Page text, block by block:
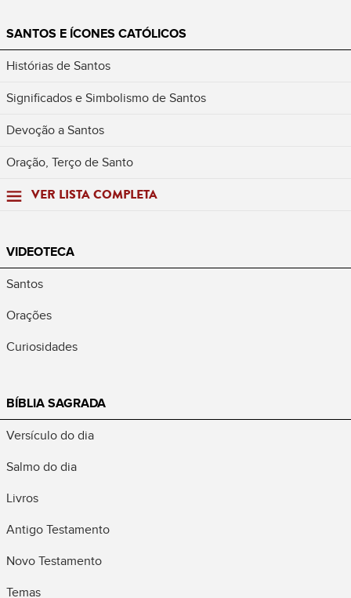
SANTOS E ÍCONES CATÓLICOS
Histórias de Santos
Significados e Simbolismo de Santos
Devoção a Santos
Oração, Terço de Santo
VER LISTA COMPLETA
VIDEOTECA
Santos
Orações
Curiosidades
BÍBLIA SAGRADA
Versículo do dia
Salmo do dia
Livros
Antigo Testamento
Novo Testamento
Temas